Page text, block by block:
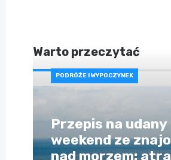
Warto przeczytać
PODRÓŻE I WYPOCZYNEK
Przepis na udany
weekend ze
nad morzem: